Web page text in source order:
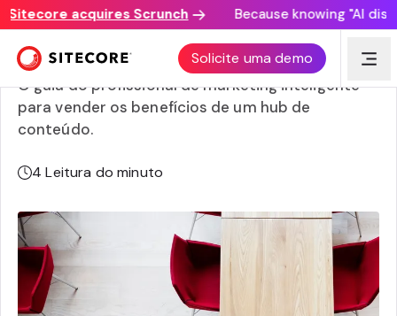
acquires Scrunch Because knowing "AI
Solicite uma demo
Defendendo um hub de conteúdo
O guia do profissional de marketing inteligente
para vender os benefícios de um hub de
conteúdo.
4 Leitura do minuto